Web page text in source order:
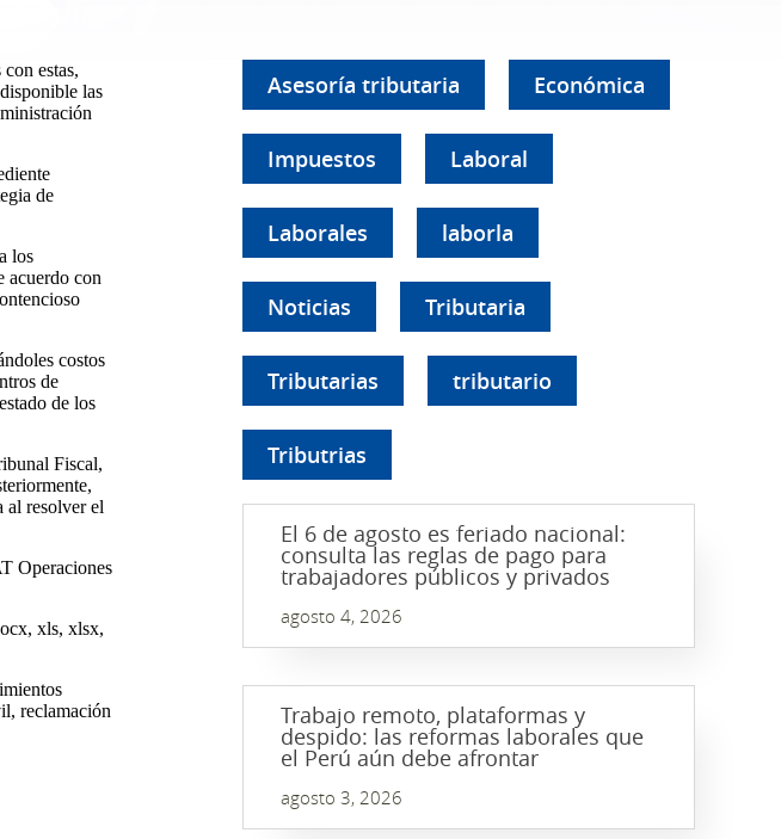
estas,
las
de
los
acuerdo con
costos
de
de los
Fiscal,
al resolver el
Operaciones
xls, xlsx,
reclamación
Asesoría tributaria Económica
Impuestos Laboral
Laborales laborla
Noticias Tributaria
Tributarias tributario
Tributrias
El 6 de agosto es feriado nacional:
consulta las reglas de pago para
trabajadores públicos y privados
agosto 4, 2026
Trabajo remoto, plataformas y
despido: las reformas laborales que
el Perú aún debe afrontar
agosto 3, 2026